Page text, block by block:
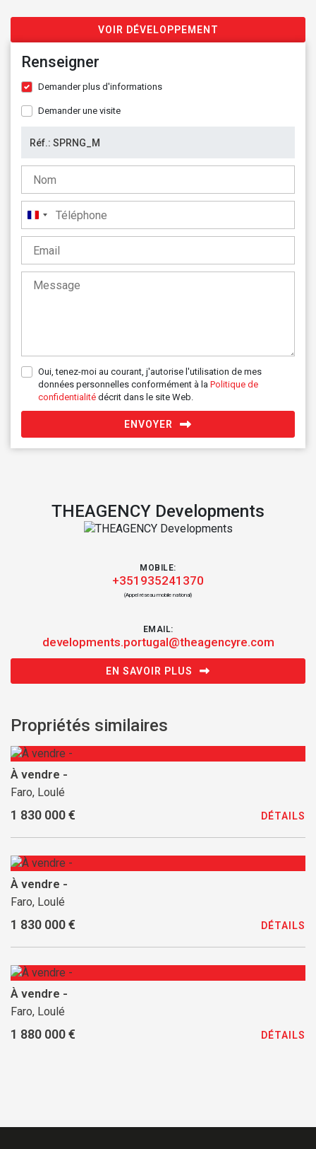
VOIR DÉVELOPPEMENT
Renseigner
Demander plus d'informations
Demander une visite
France
+33
Oui, tenez-moi au courant, j'autorise l'utilisation de mes
données personnelles conformément à la Politique de
confidentialité décrit dans le site Web.
ENVOYER
THEAGENCY Developments
MOBILE:
+351935241370
(Appel réseau mobile national)
EMAIL:
developments.portugal@theagencyre.com
EN SAVOIR PLUS
Propriétés similaires
À vendre -
Faro, Loulé
1 830 000 € DÉTAILS
À vendre -
Faro, Loulé
1 830 000 € DÉTAILS
À vendre -
Faro, Loulé
1 880 000 € DÉTAILS